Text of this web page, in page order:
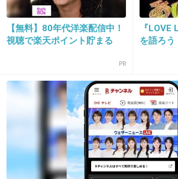
18. 匿名 2016/01/06(水) 13:49:15
ぶっちゃけキンキ解散要望やゴ
のはアンリー（光一オンリー）
言ってもだめなんだよね。光
わないと。
+1206
19. 匿名2016/01/06(水) 13:49:21
どっちが好きー？私は〇〇派！
【無料】80年代洋楽配信中！
視聴で楽天ポイント貯まる
PR
『LOVE
を語ろう